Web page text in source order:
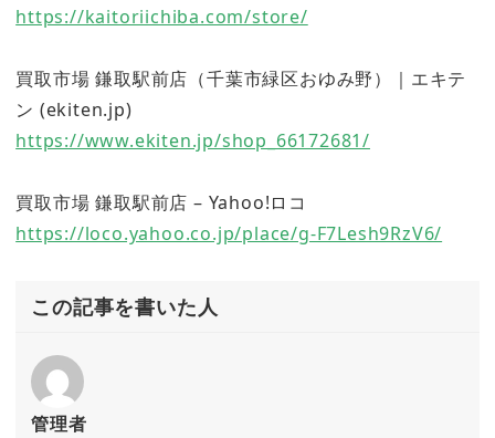
https://kaitoriichiba.com/store/
買取市場 鎌取駅前店（千葉市緑区おゆみ野）｜エキテ
ン (ekiten.jp)
https://www.ekiten.jp/shop_66172681/
買取市場 鎌取駅前店 – Yahoo!ロコ
https://loco.yahoo.co.jp/place/g-F7Lesh9RzV6/
この記事を書いた人
管理者